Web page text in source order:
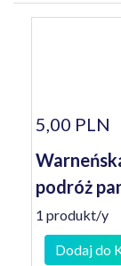
5,00 PLN
podróż
1 produkt/y
Dodaj do